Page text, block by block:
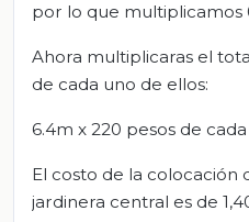
por lo que multiplicamos
Ahora multiplicaras el
de cada uno de ellos:
6.4m x 220 pesos de
El costo de la colocación
jardinera central es de